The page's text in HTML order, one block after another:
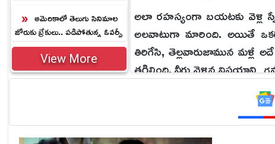
అమెరికాలో తెలుగు సినిమాల
జోరుకు బ్రేకులు.. పడిపోతున్న ఓవర్సీ
స్ బాక్సాఫీస్ వసూళ్లు!
View More
అలా రహస్యంగా బయటకు వెళ్లి
అలవాటుగా మారింది. అయితే
తిరిగేసి, తెల్లవారుజామున
తగిలింది. వీరు వెళ్లిన విషయాన్ని
దొరికిపోయారు. ఆ సమయంలో
నిజానికి రామ్ చరణ్ పైకి చాలా